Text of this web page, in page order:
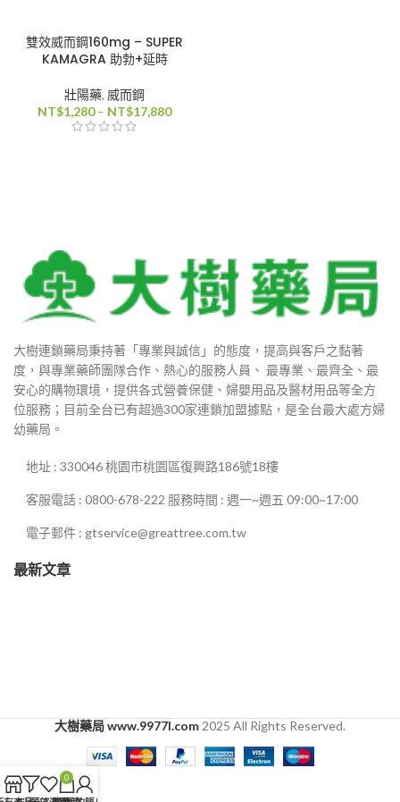
雙效威而鋼160mg – SUPER
KAMAGRA 助勃+延時
壯陽藥, 威而鋼
NT$1,280 – NT$17,880價
大樹連鎖藥局秉持著「專業與誠信」的態度，提高與客戶之黏著
度，與專業藥師團隊合作、熱心的服務人員、 最專業、最齊全、最
安心的購物環境，提供各式營養保健、婦嬰用品及醫材用品等全方
位服務；目前全台已有超過300家連鎖加盟據點，是全台最大處方婦
幼藥局。
地址 : 330046 桃園市桃園區復興路186號18樓
客服電話 : 0800-678-222 服務時間 : 週一~週五 09:00~17:00
電子郵件 : gtservice@greattree.com.tw
最新文章
大樹藥局 www.9977l.com 2025 All Rights Reserved.
0